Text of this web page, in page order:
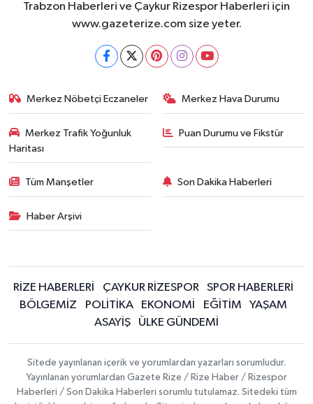
Trabzon Haberleri ve Çaykur Rizespor Haberleri için
www.gazeterize.com size yeter.
Merkez Nöbetçi Eczaneler Merkez Hava Durumu
Merkez Trafik Yoğunluk
Haritası
Puan Durumu ve Fikstür
Tüm Manşetler Son Dakika Haberleri
Haber Arşivi
RİZE HABERLERİ ÇAYKUR RİZESPOR
SPOR HABERLERİ
BÖLGEMİZ
POLİTİKA EKONOMİ EĞİTİM
YAŞAM
ASAYİŞ
ÜLKE GÜNDEMİ
Sitede yayınlanan içerik ve yorumlardan yazarları sorumludur.
Yayınlanan yorumlardan Gazete Rize / Rize Haber / Rizespor
Haberleri / Son Dakika Haberleri sorumlu tutulamaz. Sitedeki tüm